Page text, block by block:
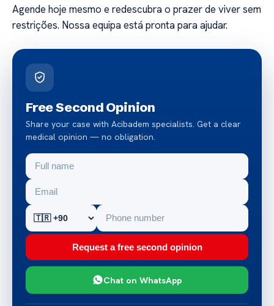
Agende hoje mesmo e redescubra o prazer de viver sem
restrições. Nossa equipa está pronta para ajudar.
Free Second Opinion
Share your case with Acibadem specialists. Get a clear
medical opinion — no obligation.
Request a free second opinion
Chat on WhatsApp